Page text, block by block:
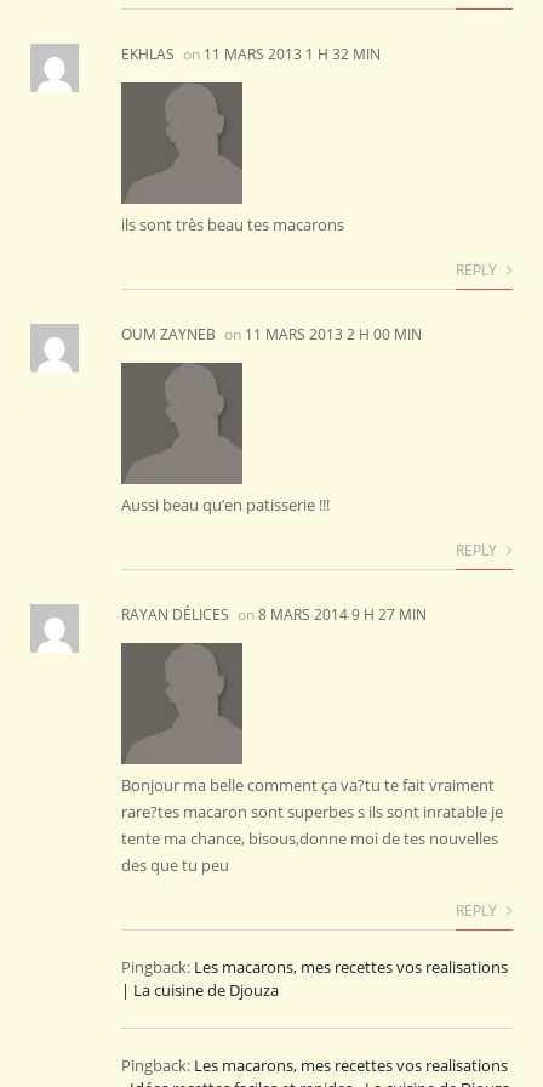
EKHLAS on 11 MARS 2013 1 H 32 MIN
ils sont très beau tes macarons
REPLY
OUM ZAYNEB on 11 MARS 2013 2 H 00 MIN
Aussi beau qu’en patisserie !!!
REPLY
RAYAN DÉLICES on8 MARS 2014 9 H 27 MIN
Bonjour ma belle comment ça va?tu te fait vraiment
rare?tes macaron sont superbes s ils sont inratable je
tente ma chance, bisous,donne moi de tes nouvelles
des que tu peu
REPLY
Pingback: Les macarons, mes recettes vos realisations
| La cuisine de Djouza
Pingback: Les macarons, mes recettes vos realisations